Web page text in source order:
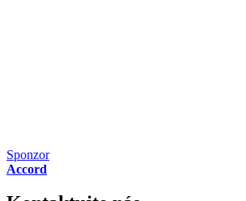
Sponzor
Accord